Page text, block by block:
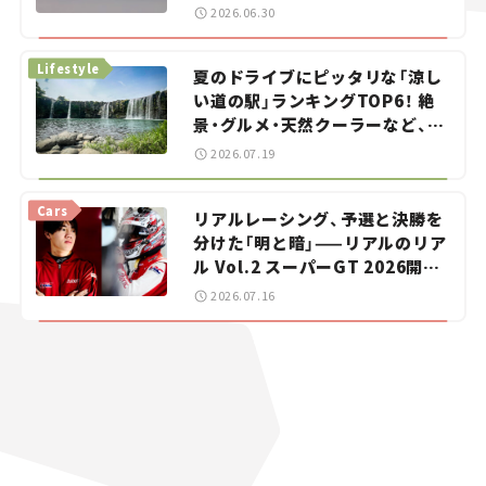
をお手伝い――ちょっとイケてるマ
2026.06.30
夏のドライブにピッタリな「涼し
い道の駅」ランキングTOP6！ 絶
景・グルメ・天然クーラーなど、避
暑におすすめのスポットを紹介
【道の駅マニアの推し駅ガイド】
Lifestyle
2026.07.19
リアルレーシング、予選と決勝を
分けた「明と暗」——リアルのリア
ル Vol.2 スーパーGT 2026開幕
戦 岡山国際サーキット
Cars
2026.07.16